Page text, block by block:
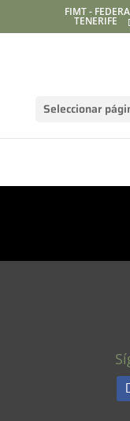
FIMT -
TENERIFE
Seleccionar